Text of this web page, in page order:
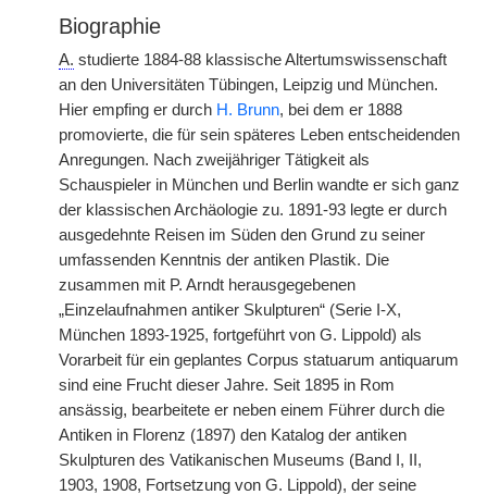
Biographie
A. studierte 1884-88 klassische Altertumswissenschaft
an den Universitäten Tübingen, Leipzig und München.
Hier empfing er durch H. Brunn, bei dem er 1888
promovierte, die für sein späteres Leben entscheidenden
Anregungen. Nach zweijähriger Tätigkeit als
Schauspieler in München und Berlin wandte er sich ganz
der klassischen Archäologie zu. 1891-93 legte er durch
ausgedehnte Reisen im Süden den Grund zu seiner
umfassenden Kenntnis der antiken Plastik. Die
zusammen mit P. Arndt herausgegebenen
„Einzelaufnahmen antiker Skulpturen“ (Serie I-X,
München 1893-1925, fortgeführt von G. Lippold) als
Vorarbeit für ein geplantes Corpus statuarum antiquarum
sind eine Frucht dieser Jahre. Seit 1895 in Rom
ansässig, bearbeitete er neben einem Führer durch die
Antiken in Florenz (1897) den Katalog der antiken
Skulpturen des Vatikanischen Museums (Band I, II,
1903, 1908, Fortsetzung von G. Lippold), der seine